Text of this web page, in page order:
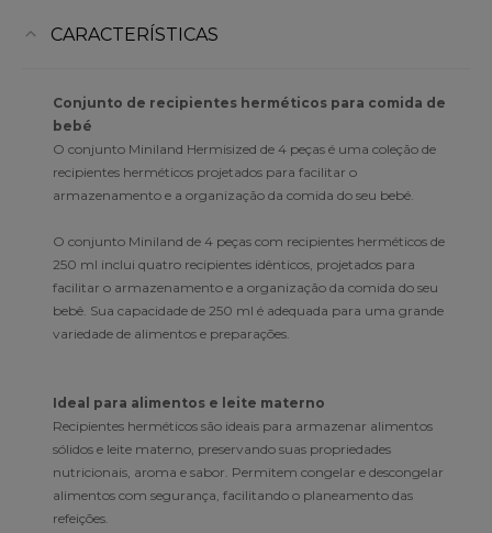
CARACTERÍSTICAS
Conjunto de recipientes herméticos para comida de
bebé
O conjunto Miniland Hermisized de 4 peças é uma coleção de
recipientes herméticos projetados para facilitar o
armazenamento e a organização da comida do seu bebé.
O conjunto Miniland de 4 peças com recipientes herméticos de
250 ml inclui quatro recipientes idênticos, projetados para
facilitar o armazenamento e a organização da comida do seu
bebê. Sua capacidade de 250 ml é adequada para uma grande
variedade de alimentos e preparações.
Ideal para alimentos e leite materno
Recipientes herméticos são ideais para armazenar alimentos
sólidos e leite materno, preservando suas propriedades
nutricionais, aroma e sabor. Permitem congelar e descongelar
alimentos com segurança, facilitando o planeamento das
refeições.